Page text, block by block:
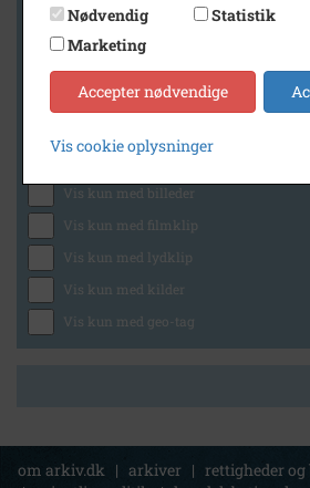
Generelt
Vis kun med billeder
Vis kun med filmklip
Vis kun med lydklip
Vis kun med kilder
Vis kun med geo-tag
om arkiv.dk | arkiver | rettigheder og
Nødvendig
Statistik
Marketing
Accepter nødvendige
Vis cookie oplysninger